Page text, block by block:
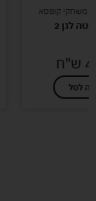
משחקי קופסא
לגן 2
ש"ח
לסל